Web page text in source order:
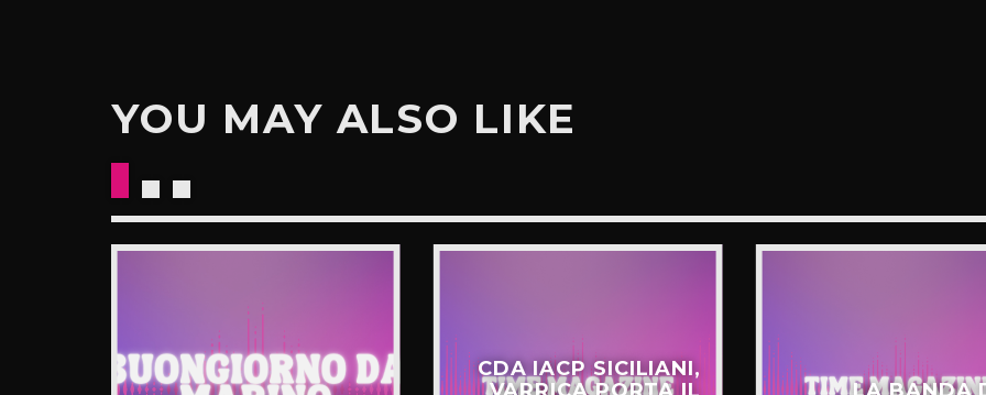
YOU MAY ALSO LIKE
CDA IACP SICILIANI,